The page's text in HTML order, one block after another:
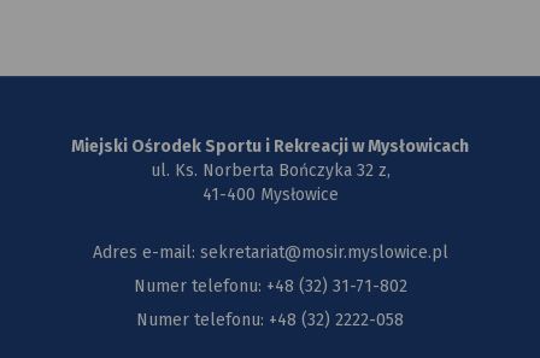
Miejski Ośrodek Sportu i Rekreacji w Mysłowicach
ul. Ks. Norberta Bończyka 32 z,
41-400 Mysłowice
Adres e-mail: sekretariat@mosir.myslowice.pl
Numer telefonu: +48 (32) 31-71-802
Numer telefonu: +48 (32) 2222-058